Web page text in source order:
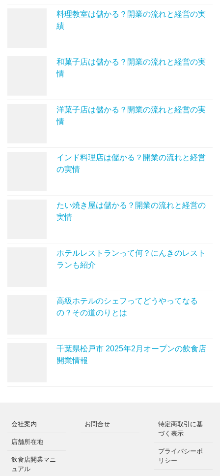
料理教室は儲かる？開業の流れと経営の実
績
和菓子店は儲かる？開業の流れと経営の実
情
洋菓子店は儲かる？開業の流れと経営の実
情
インド料理店は儲かる？開業の流れと経営
の実情
たい焼き屋は儲かる？開業の流れと経営の
実情
ホテルレストランって何？にんきのレスト
ランも紹介
高級ホテルのシェフってどうやってなる
の？その道のりとは
千葉県松戸市 2025年2月オープンの飲食店
開業情報
会社案内
店舗所在地
飲食店開業マニ
ュアル
お問合せ
特定商取引に基
づく表示
プライバシーポ
リシー